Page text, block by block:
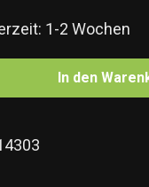
1-2 Wochen
In den